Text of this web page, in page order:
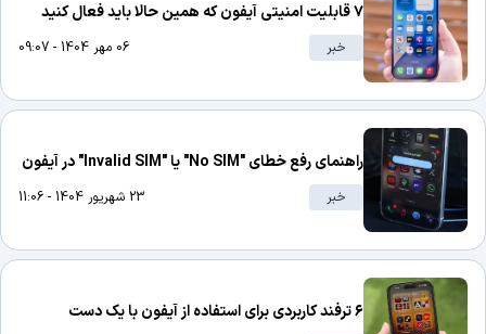
۷ قابلیت امنیتی آیفون که همین حالا باید فعال کنید
خبر 06 مهر 1404 - 09:07
راهنمای رفع خطای "No SIM" یا "Invalid SIM" در آیفون
خبر 23 شهریور 1404 - 11:06
۶ ترفند کاربردی برای استفاده از آیفون با یک دست